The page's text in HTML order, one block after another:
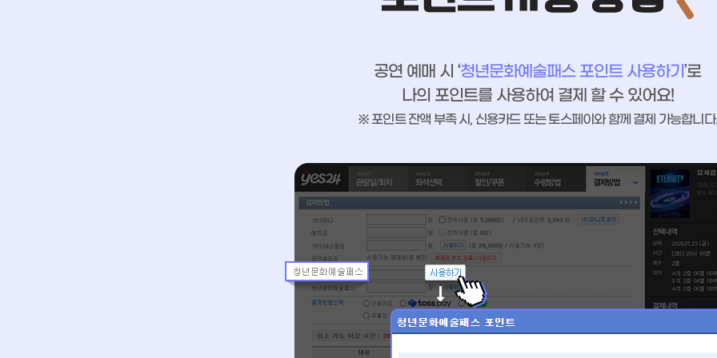
공연 예매 시 ‘청년문화예술패스 포인트 사용하기’로
나의 포인트를 사용하여 결제 할 수 있어요!
※ 포인트 잔액 부족 시, 신용카드 또는 토스페이와 함께 결제 가능합니다